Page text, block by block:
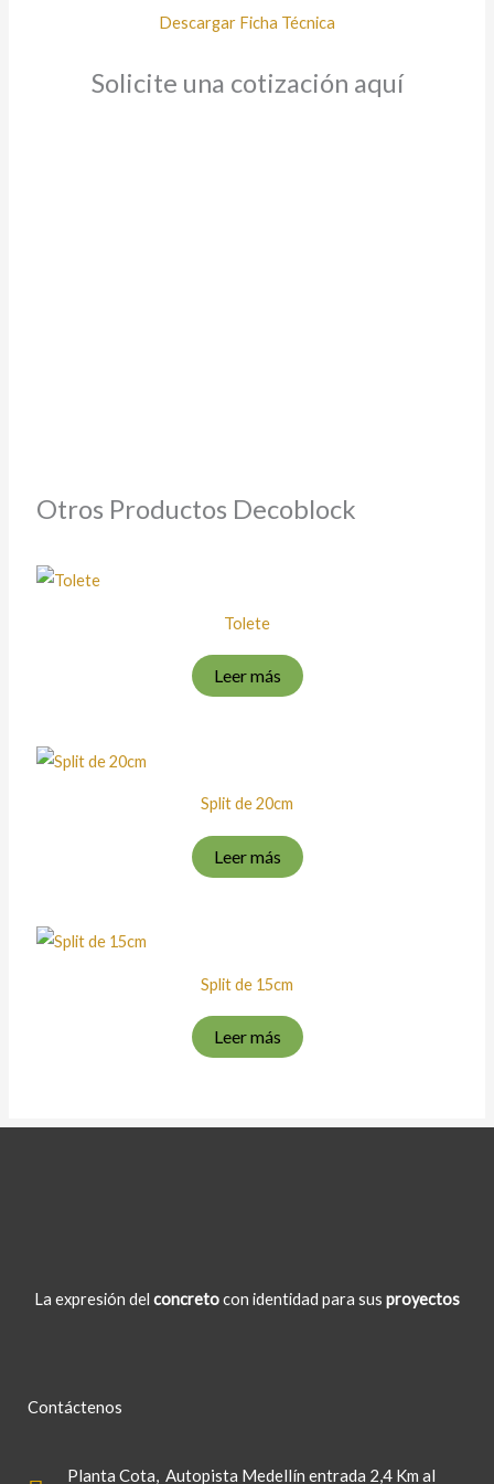
Descargar Ficha Técnica
Solicite una cotización aquí
Otros Productos Decoblock
Tolete
Leer más
Split de 20cm
Leer más
Split de 15cm
Leer más
La expresión del concretocon identidad para sus proyectos
Contáctenos
Planta Cota, Autopista Medellín entrada 2,4 Km al